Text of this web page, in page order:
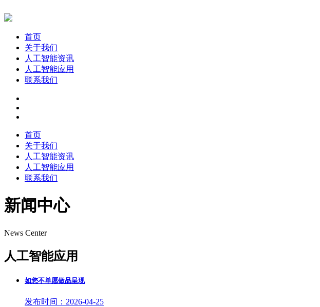
首页
关于我们
人工智能资讯
人工智能应用
联系我们
首页
关于我们
人工智能资讯
人工智能应用
联系我们
新闻中心
News Center
人工智能应用
如您不单愿做品呈现
发布时间：2026-04-25